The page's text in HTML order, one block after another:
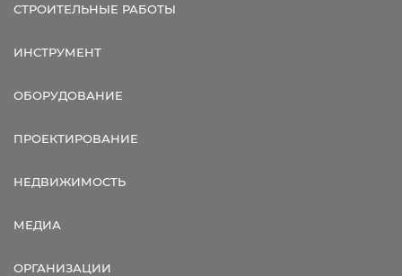
СТРОИТЕЛЬНЫЕ РАБОТЫ
ИНСТРУМЕНТ
ОБОРУДОВАНИЕ
ПРОЕКТИРОВАНИЕ
НЕДВИЖИМОСТЬ
МЕДИА
ОРГАНИЗАЦИИ